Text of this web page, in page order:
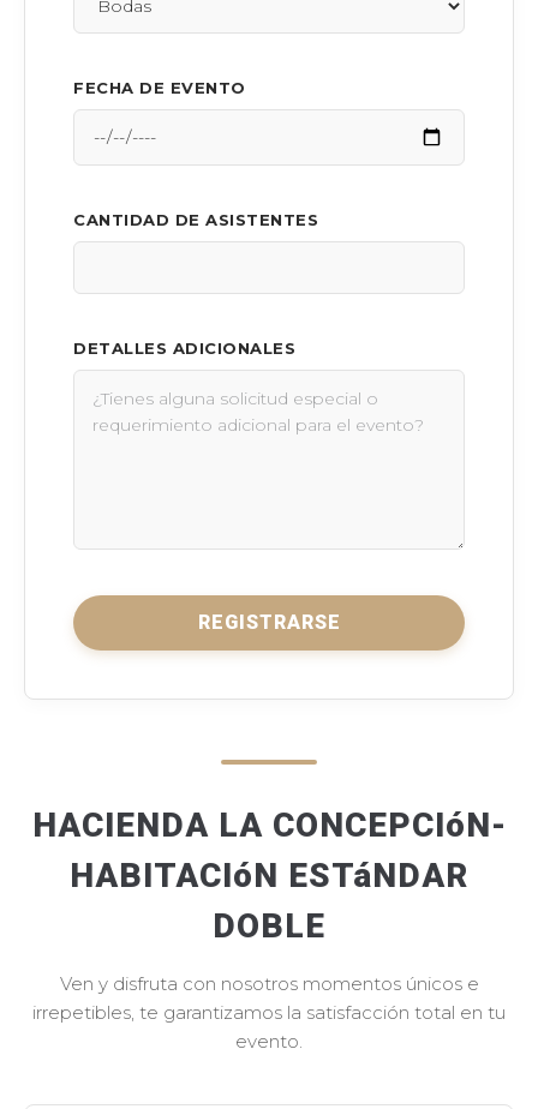
FECHA DE EVENTO
CANTIDAD DE ASISTENTES
DETALLES ADICIONALES
REGISTRARSE
HACIENDA LA CONCEPCIóN-
HABITACIóN ESTáNDAR
DOBLE
Ven y disfruta con nosotros momentos únicos e
irrepetibles, te garantizamos la satisfacción total en tu
evento.